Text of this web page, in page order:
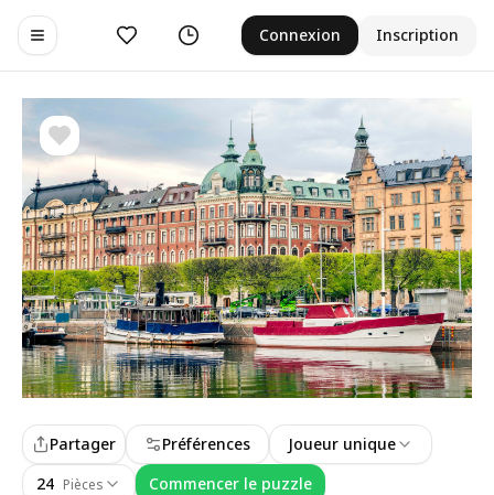
Toggle navigation menu
Aimer Historique Connexion Inscription
Partager Préférences
Joueur unique
24 Pièces Commencer le puzzle